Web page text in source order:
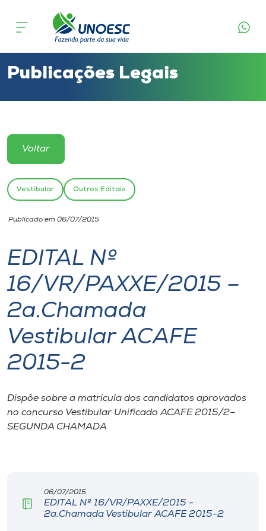
Cursos
Atendimento ao Estudante
Portal de Ensino
Unoesc
Internacionalização
I.nova
Diplomados
Cultura
CPA
Biblioteca
Rádio
Publicações Legais
Voltar
Vestibular Outros Editais
Publicado em 06/07/2015
EDITAL Nº
16/VR/PAXXE/2015 –
2a.Chamada
Vestibular ACAFE
2015-2
Dispõe sobre a matrícula dos candidatos aprovados
no concurso Vestibular Unificado ACAFE 2015/2–
SEGUNDA CHAMADA
06/07/2015
EDITAL Nº 16/VR/PAXXE/2015 -
2a.Chamada Vestibular ACAFE 2015-2